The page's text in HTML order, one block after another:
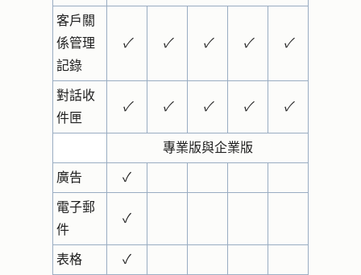
客戶關
係管理
記錄
✓ ✓ ✓ ✓ ✓
對話收
件匣
✓ ✓ ✓ ✓ ✓
專業版與企業版
廣告 ✓
電子郵
件
✓
表格 ✓